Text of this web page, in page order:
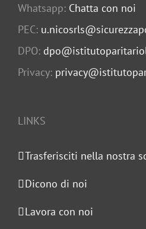
Whatsapp: Chatta con noi
PEC:
DPO:
Privacy:
LINKS
Trasferisciti nella nostra
Dicono di noi
Lavora con noi